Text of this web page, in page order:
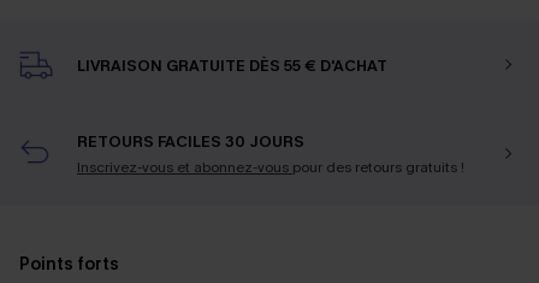
LIVRAISON GRATUITE DÈS 55 € D'ACHAT
RETOURS FACILES 30 JOURS
Inscrivez-vous et abonnez-vous pour des retours gratuits !
Points forts